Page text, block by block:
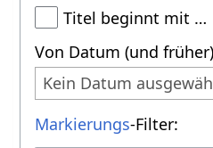
Titel beginnt mit …
Von Datum (und
Kein Datum
Markierungs-Filter: